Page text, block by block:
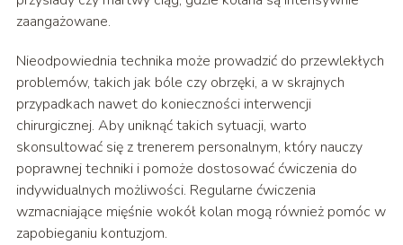
zaangażowane.
Nieodpowiednia technika może prowadzić do przewlekłych
problemów, takich jak bóle czy obrzęki, a w skrajnych
przypadkach nawet do konieczności interwencji
chirurgicznej. Aby uniknąć takich sytuacji, warto
skonsultować się z trenerem personalnym, który nauczy
poprawnej techniki i pomoże dostosować ćwiczenia do
indywidualnych możliwości. Regularne ćwiczenia
wzmacniające mięśnie wokół kolan mogą również pomóc w
zapobieganiu kontuzjom.